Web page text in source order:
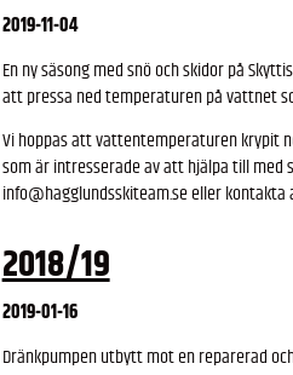
2019-11-04
En ny säsong med snö och skidor på
att pressa ned temperaturen på vattnet
Vi hoppas att vattentemperaturen krypit
som är intresserade av att hjälpa till
info@hagglundsskiteam.seeller kontakta
2018/19
2019-01-16
Dränkpumpen utbytt mot en reparerad